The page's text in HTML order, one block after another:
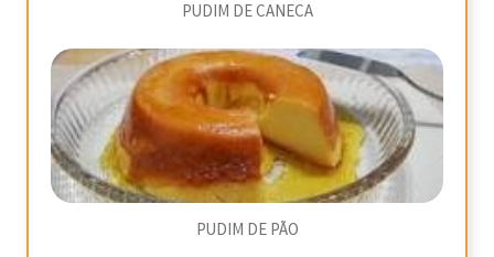
PUDIM DE CANECA
PUDIM DE PÃO